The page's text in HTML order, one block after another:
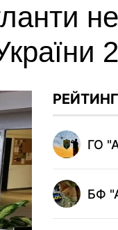
РЕЙТИНГ
ГО
БФ